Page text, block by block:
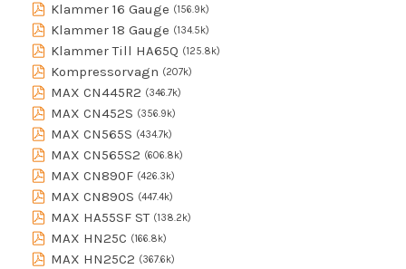
Klammer 16 Gauge (156.9k)
Klammer 18 Gauge (134.5k)
Klammer Till HA65Q (125.8k)
Kompressorvagn (207k)
MAX CN445R2 (346.7k)
MAX CN452S (356.9k)
MAX CN565S (434.7k)
MAX CN565S2 (606.8k)
MAX CN890F (426.3k)
MAX CN890S (447.4k)
MAX HA55SF ST (138.2k)
MAX HN25C (166.8k)
MAX HN25C2 (367.6k)